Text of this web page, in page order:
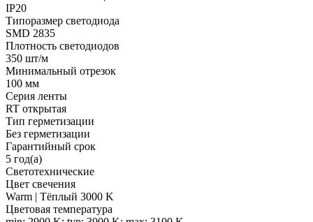
IP20
Типоразмер светодиода
SMD 2835
Плотность светодиодов
350 шт/м
Минимальный отрезок
100 мм
Серия ленты
RT открытая
Тип герметизации
Без герметизации
Гарантийный срок
5 год(а)
Светотехнические
Цвет свечения
Warm | Тёплый 3000 K
Цветовая температура